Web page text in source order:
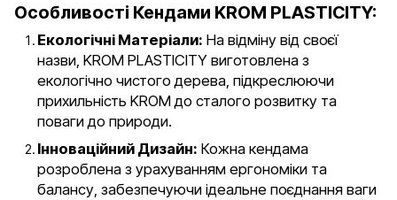
Особливості Кендами KROM PLASTICITY:
Екологічні Матеріали: На відміну від своєї
назви, KROM PLASTICITY виготовлена з
екологічно чистого дерева, підкреслюючи
прихильність KROM до сталого розвитку та
поваги до природи.
Інноваційний Дизайн: Кожна кендама
розроблена з урахуванням ергономіки та
балансу, забезпечуючи ідеальне поєднання ваги